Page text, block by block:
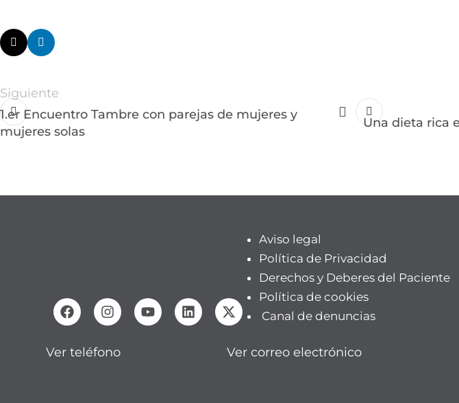
Siguiente
1.er Encuentro Tambre con parejas de mujeres y
mujeres solas
Una dieta rica
Aviso legal
Política de Privacidad
Derechos y Deberes del Paciente
Política de cookies
Canal de denuncias
Ver teléfono Ver correo electrónico